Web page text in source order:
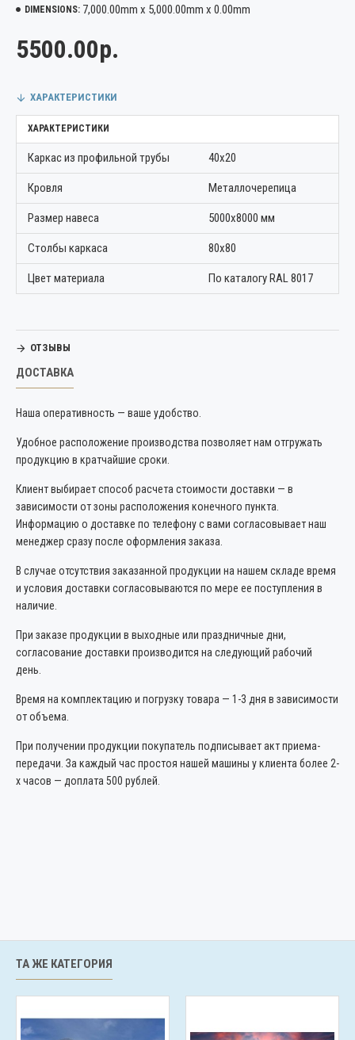
DIMENSIONS: 7,000.00mm x 5,000.00mm x 0.00mm
5500.00р.
ХАРАКТЕРИСТИКИ
ХАРАКТЕРИСТИКИ
Каркас из профильной трубы 40х20
Кровля Металлочерепица
Размер навеса 5000х8000 мм
Столбы каркаса 80х80
Цвет материала По каталогу RAL 8017
ОТЗЫВЫ
ДОСТАВКА
Наша оперативность — ваше удобство.
Удобное расположение производства позволяет нам отгружать
продукцию в кратчайшие сроки.
Клиент выбирает способ расчета стоимости доставки — в
зависимости от зоны расположения конечного пункта.
Информацию о доставке по телефону с вами согласовывает наш
менеджер сразу после оформления заказа.
В случае отсутствия заказанной продукции на нашем складе время
и условия доставки согласовываются по мере ее поступления в
наличие.
При заказе продукции в выходные или праздничные дни,
согласование доставки производится на следующий рабочий
день.
Время на комплектацию и погрузку товара — 1-3 дня в зависимости
от объема.
При получении продукции покупатель подписывает акт приема-
передачи. За каждый час простоя нашей машины у клиента более 2-
х часов — доплата 500 рублей.
ТА ЖЕ КАТЕГОРИЯ